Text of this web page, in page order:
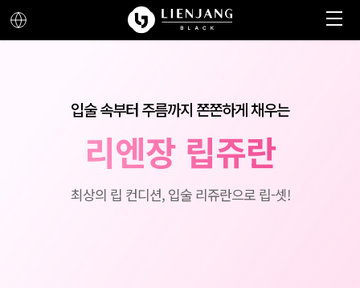
입술 속부터 주름까지 쫀쫀하게 채우는
리엔장 립쥬란
최상의 립 컨디션, 입술 리쥬란으로 립-셋!